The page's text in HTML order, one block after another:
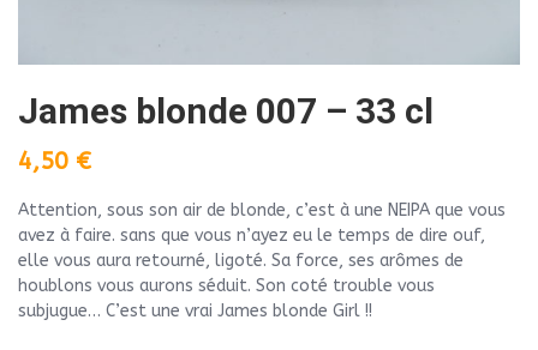
James blonde 007 – 33 cl
4,50 €
Attention, sous son air de blonde, c’est à une NEIPA que vous
avez à faire. sans que vous n’ayez eu le temps de dire ouf,
elle vous aura retourné, ligoté. Sa force, ses arômes de
houblons vous aurons séduit. Son coté trouble vous
subjugue… C’est une vrai James blonde Girl !!